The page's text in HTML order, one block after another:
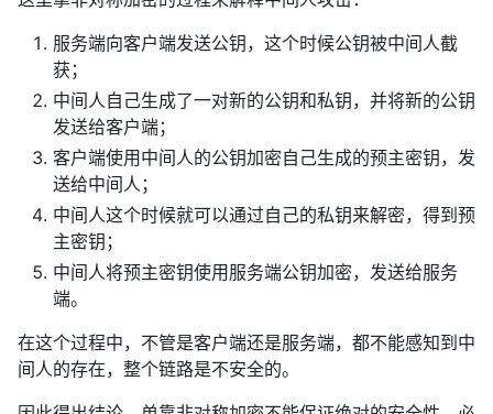
服务端向客户端发送公钥，这个时候公钥被中间人截
获；
中间人自己生成了一对新的公钥和私钥，并将新的公钥
发送给客户端；
客户端使用中间人的公钥加密自己生成的预主密钥，发
送给中间人；
中间人这个时候就可以通过自己的私钥来解密，得到预
主密钥；
中间人将预主密钥使用服务端公钥加密，发送给服务
端。
在这个过程中，不管是客户端还是服务端，都不能感知到中
间人的存在，整个链路是不安全的。